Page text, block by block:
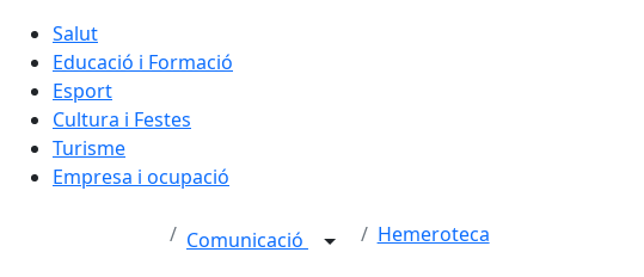
Salut
Educació i Formació
Esport
Cultura i Festes
Turisme
Empresa i ocupació
Comunicació Hemeroteca